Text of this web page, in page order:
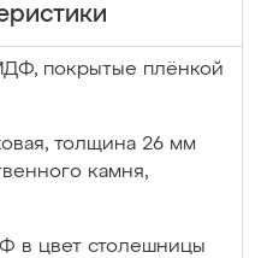
покрытые плёнкой
толщина 26 мм
камня,
в цвет столешницы